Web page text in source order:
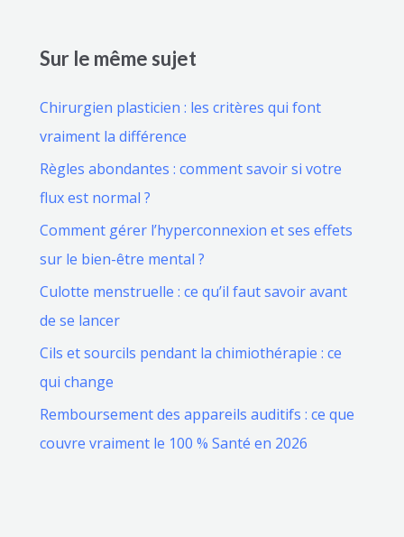
Sur le même sujet
Chirurgien plasticien : les critères qui font
vraiment la différence
Règles abondantes : comment savoir si votre
flux est normal ?
Comment gérer l’hyperconnexion et ses effets
sur le bien-être mental ?
Culotte menstruelle : ce qu’il faut savoir avant
de se lancer
Cils et sourcils pendant la chimiothérapie : ce
qui change
Remboursement des appareils auditifs : ce que
couvre vraiment le 100 % Santé en 2026